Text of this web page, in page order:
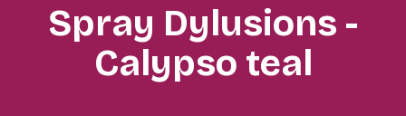
Spray Dylusions -
Calypso teal